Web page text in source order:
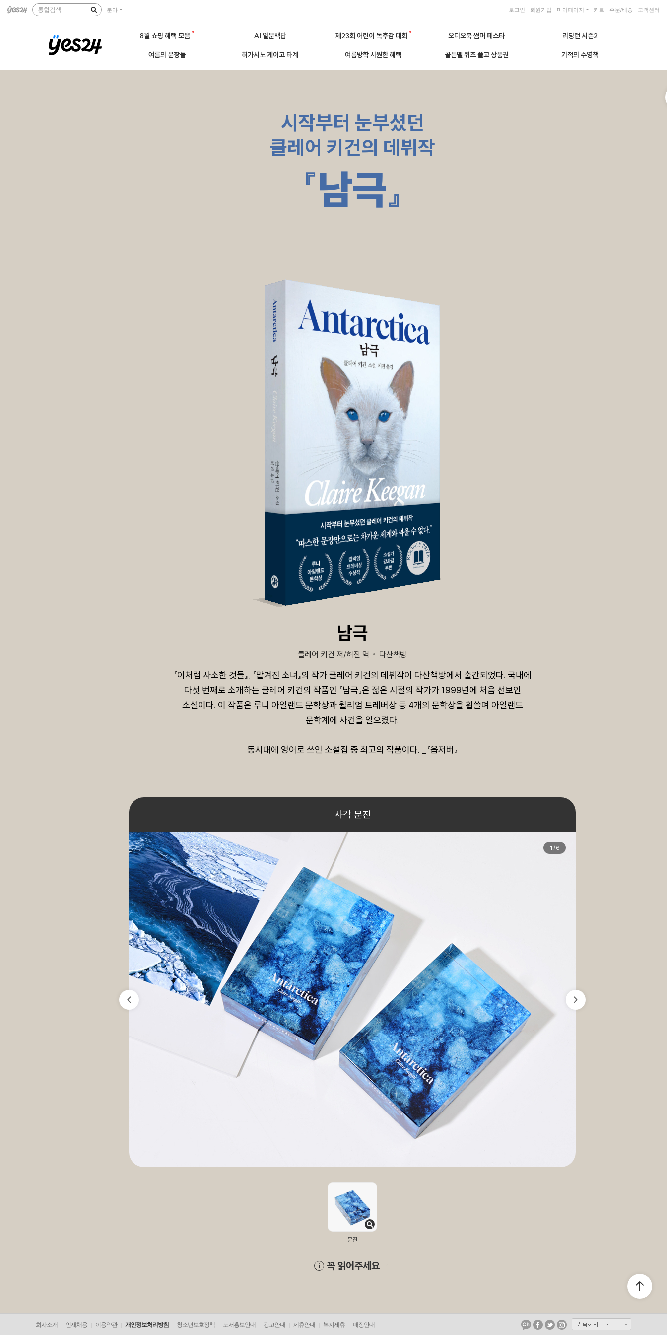
통합검색 분야 로그인 회원가입 마이페이지 카트 주문/배송 고객센터
8월 쇼핑 혜택 모음 AI 일문백답 제23회 어린이 독후감 대회 오디오북 썸머 페스타 리딩런 시즌2
여름의 문장들 히가시노 게이고 타계 여름방학 시원한 혜택 골든벨 퀴즈 풀고 상품권 기적의 수영책
시작부터 눈부셨던
클레어 키건의 데뷔작
『남극』
남극
클레어 키건 저/허진 역 다산책방
『이처럼 사소한 것들』, 『맡겨진 소녀』의 작가 클레어 키건의 데뷔작이 다산책방에서 출간되었다. 국내에
다섯 번째로 소개하는 클레어 키건의 작품인 『남극』은 젊은 시절의 작가가 1999년에 처음 선보인
소설이다. 이 작품은 루니 아일랜드 문학상과 윌리엄 트레버상 등 4개의 문학상을 휩쓸며 아일랜드
문학계에 사건을 일으켰다.
동시대에 영어로 쓰인 소설집 중 최고의 작품이다. _『옵저버』
사각 문진
1 /6
문진
꼭 읽어주세요
회사소개 인재채용 이용약관 개인정보처리방침 청소년보호정책 도서홍보안내 광고안내 제휴안내 복지제휴 매장안내